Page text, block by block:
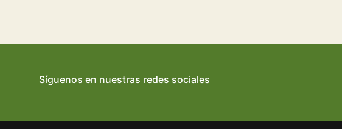
Síguenos en nuestras redes sociales